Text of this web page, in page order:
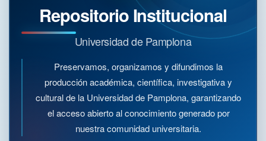
Repositorio Institucional
Universidad de Pamplona
Preservamos, organizamos y difundimos la
producción académica, científica, investigativa y
cultural de la Universidad de Pamplona, garantizando
el acceso abierto al conocimiento generado por
nuestra comunidad universitaria.